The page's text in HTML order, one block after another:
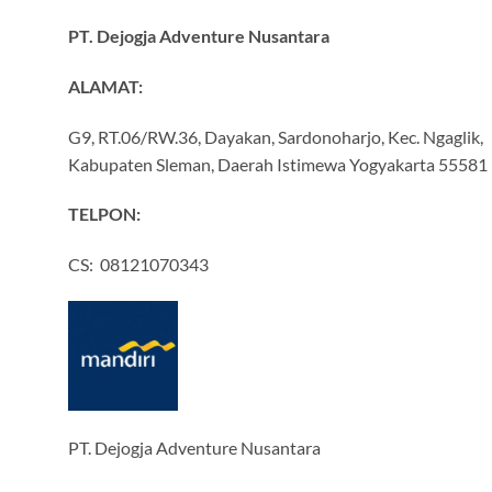
PT. Dejogja Adventure Nusantara
ALAMAT:
G9, RT.06/RW.36, Dayakan, Sardonoharjo, Kec. Ngaglik,
Kabupaten Sleman, Daerah Istimewa Yogyakarta 55581
TELPON:
CS: 08121070343
PT. Dejogja Adventure Nusantara